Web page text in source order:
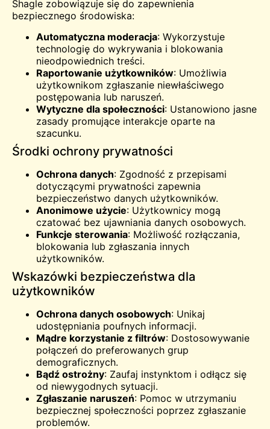
Shagle zobowiązuje się do zapewnienia
bezpiecznego środowiska:
Automatyczna moderacja: Wykorzystuje
technologię do wykrywania i blokowania
nieodpowiednich treści.
Raportowanie użytkowników: Umożliwia
użytkownikom zgłaszanie niewłaściwego
postępowania lub naruszeń.
Wytyczne dla społeczności: Ustanowiono jasne
zasady promujące interakcje oparte na
szacunku.
Środki ochrony prywatności
Ochrona danych: Zgodność z przepisami
dotyczącymi prywatności zapewnia
bezpieczeństwo danych użytkowników.
Anonimowe użycie: Użytkownicy mogą
czatować bez ujawniania danych osobowych.
Funkcje sterowania: Możliwość rozłączania,
blokowania lub zgłaszania innych
użytkowników.
Wskazówki bezpieczeństwa dla
użytkowników
Ochrona danych osobowych: Unikaj
udostępniania poufnych informacji.
Mądre korzystanie z filtrów: Dostosowywanie
połączeń do preferowanych grup
demograficznych.
Bądź ostrożny: Zaufaj instynktom i odłącz się
od niewygodnych sytuacji.
Zgłaszanie naruszeń: Pomoc w utrzymaniu
bezpiecznej społeczności poprzez zgłaszanie
problemów.